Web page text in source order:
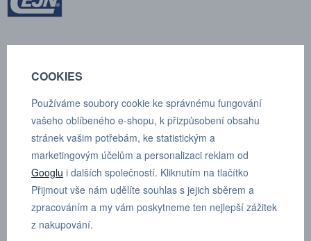
Protiprachové krytky jsou přibaleny ke každé desce, ale lze je
nakoupit i samostatně.
Pro desku s: vnějším závitem a elektrickým konektorem
COOKIES
Používáme soubory cookie ke správnému fungování
vašeho oblíbeného e-shopu, k přizpůsobení obsahu
stránek vašim potřebám, ke statistickým a
marketingovým účelům a personalizaci reklam od
Googlu i dalších společností. Kliknutím na tlačítko
Přijmout vše nám udělíte souhlas s jejich sběrem a
zpracováním a my vám poskytneme ten nejlepší zážitek
z nakupování.